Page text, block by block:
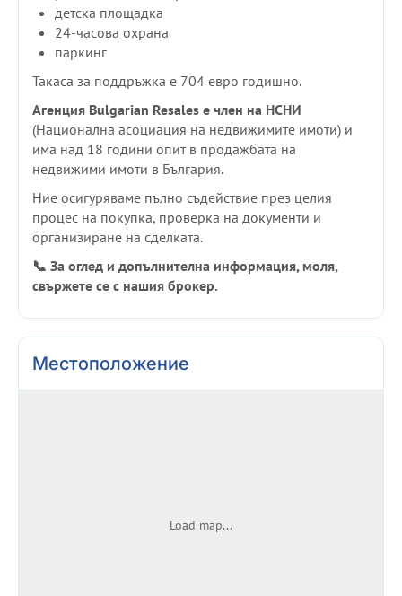
детска площадка
24-часова охрана
паркинг
Такаса за поддръжка е 704 евро годишно.
Агенция Bulgarian Resales е член на НСНИ
(Национална асоциация на недвижимите имоти) и
има над 18 години опит в продажбата на
недвижими имоти в България.
Ние осигуряваме пълно съдействие през целия
процес на покупка, проверка на документи и
организиране на сделката.
📞 За оглед и допълнителна информация, моля,
свържете се с нашия брокер.
Местоположение
Load map...